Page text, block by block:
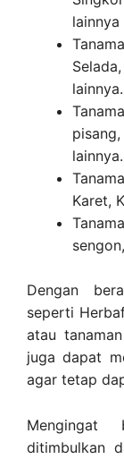
lainnya.
lainnya.
Karet,
Dengan
seperti
atau
juga dapat
agar tetap
Mengingat
ditimbulkan